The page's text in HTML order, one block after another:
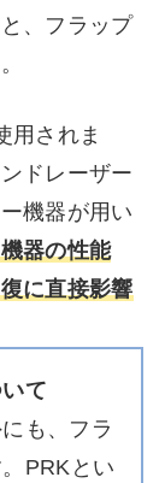
、フラップ
用されま
ドレーザー
機器が用い
器の性能
に直接影響
て
も、フラ
PRKとい